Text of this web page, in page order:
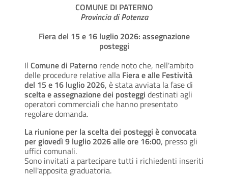
COMUNE DI PATERNO
Provincia di Potenza
Fiera del 15 e 16 luglio 2026: assegnazione
posteggi
Il Comune di Paterno rende noto che, nell'ambito
delle procedure relative alla Fiera e alle Festività
del 15 e 16 luglio 2026, è stata avviata la fase di
scelta e assegnazione dei posteggi destinati agli
operatori commerciali che hanno presentato
regolare domanda.
La riunione per la scelta dei posteggi è convocata
per giovedì 9 luglio 2026 alle ore 16:00, presso gli
uffici comunali.
Sono invitati a partecipare tutti i richiedenti inseriti
nell'apposita graduatoria.